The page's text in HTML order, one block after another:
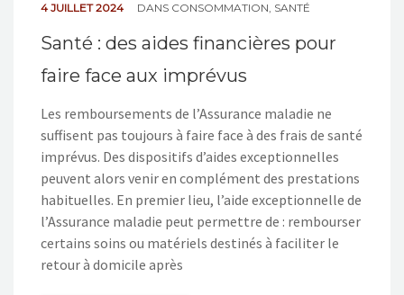
4 JUILLET 2024 DANS CONSOMMATION, SANTÉ
Santé : des aides financières pour
faire face aux imprévus
Les remboursements de l’Assurance maladie ne
suffisent pas toujours à faire face à des frais de santé
imprévus. Des dispositifs d’aides exceptionnelles
peuvent alors venir en complément des prestations
habituelles. En premier lieu, l’aide exceptionnelle de
l’Assurance maladie peut permettre de : rembourser
certains soins ou matériels destinés à faciliter le
retour à domicile après